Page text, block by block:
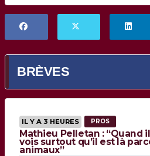
BRÈVES
IL Y A 3 HEURES PROS
Mathieu Pelletan : “Quand
vois surtout qu’il est là
animaux”